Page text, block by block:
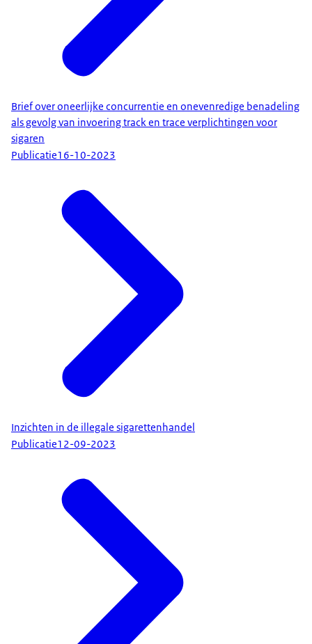
Brief over oneerlijke concurrentie en onevenredige benadeling
als gevolg van invoering track en trace verplichtingen voor
sigaren
Publicatie16-10-2023
Inzichten in de illegale sigarettenhandel
Publicatie12-09-2023